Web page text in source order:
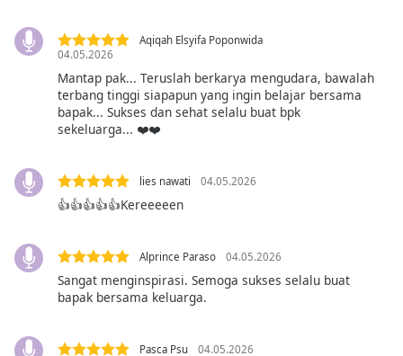
Caption
Background
Aqiqah Elsyifa Poponwida
04.05.2026
Mantap pak... Teruslah berkarya mengudara, bawalah
terbang tinggi siapapun yang ingin belajar bersama
bapak... Sukses dan sehat selalu buat bpk
sekeluarga... ❤️❤️
lies nawati 04.05.2026
👍👍👍👍👍Kereeeeen
Alprince Paraso 04.05.2026
Sangat menginspirasi. Semoga sukses selalu buat
bapak bersama keluarga.
Pasca Psu 04.05.2026